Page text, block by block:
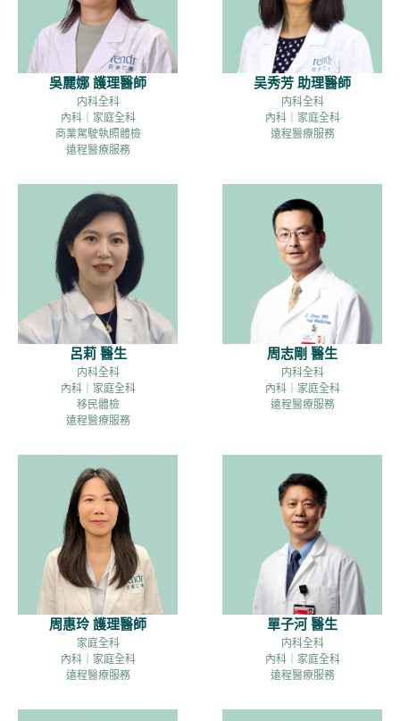
吳麗娜 護理醫師
内科全科
內科｜家庭全科
商業駕駛執照體檢
遠程醫療服務
吴秀芳 助理醫師
内科全科
內科｜家庭全科
遠程醫療服務
呂莉 醫生
内科全科
內科｜家庭全科
移民體檢
遠程醫療服務
周志剛 醫生
内科全科
內科｜家庭全科
遠程醫療服務
周惠玲 護理醫師
家庭全科
內科｜家庭全科
遠程醫療服務
單子河 醫生
内科全科
內科｜家庭全科
遠程醫療服務